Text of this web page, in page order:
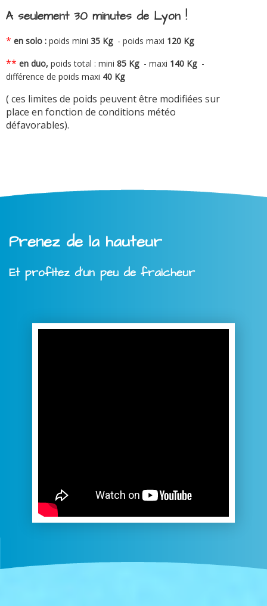
A seulement 30 minutes de Lyon !
* en solo : poids mini 35 Kg - poids maxi 120 Kg
** en duo, poids total : mini 85 Kg - maxi 140 Kg -
différence de poids maxi 40 Kg
( ces limites de poids peuvent être modifiées sur
place en fonction de conditions météo
défavorables).
Prenez de la hauteur
Et profitez d'un peu de fraicheur